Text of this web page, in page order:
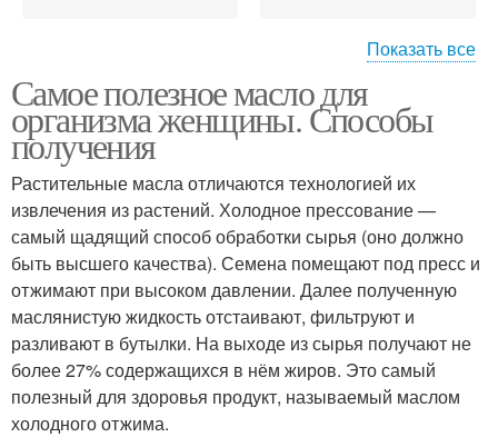
Масло для мужчин Растительное масло
Растительные масла Масло для жарки
Показать все
Самое полезное масло для
организма женщины. Способы
получения
Растительные масла отличаются технологией их
извлечения из растений. Холодное прессование —
самый щадящий способ обработки сырья (оно должно
быть высшего качества). Семена помещают под пресс и
отжимают при высоком давлении. Далее полученную
маслянистую жидкость отстаивают, фильтруют и
разливают в бутылки. На выходе из сырья получают не
более 27% содержащихся в нём жиров. Это самый
полезный для здоровья продукт, называемый маслом
холодного отжима.